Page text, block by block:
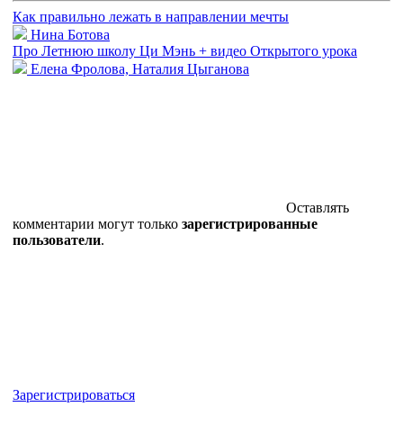
Как правильно лежать в направлении мечты
Нина Ботова
Про Летнюю школу Ци Мэнь + видео Открытого урока
Елена Фролова, Наталия Цыганова
Оставлять
комментарии могут только зарегистрированные
пользователи.
Зарегистрироваться